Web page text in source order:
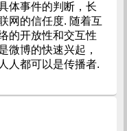
体事件的判断，长
网的信任度. 随着互
的开放性和交互性
微博的快速兴起，
人都可以是传播者.